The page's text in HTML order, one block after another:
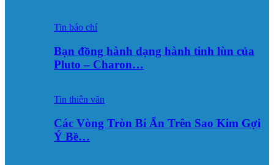
Tin báo chí
Bạn đồng hành dạng hành tinh lùn của
Pluto – Charon…
Tin thiên văn
Các Vòng Tròn Bí Ẩn Trên Sao Kim Gợi
Ý Bề…